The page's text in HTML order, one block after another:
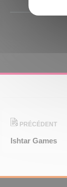
PRÉCÉDENT
Ishtar Games